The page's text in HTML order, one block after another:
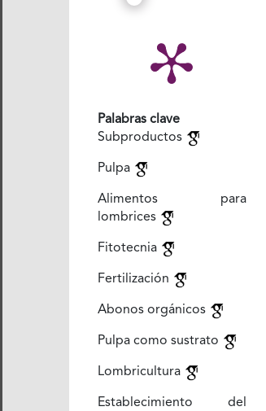
Palabras clave
Subproductos
Pulpa
Alimentos para
lombrices
Fitotecnia
Fertilización
Abonos orgánicos
Pulpa como sustrato
Lombricultura
Establecimiento del